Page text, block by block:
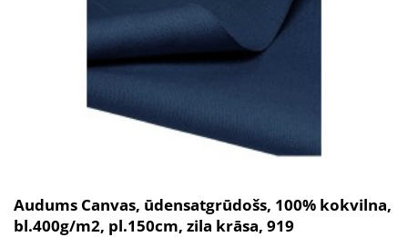
Audums Canvas, ūdensatgrūdošs, 100% kokvilna,
bl.400g/m2, pl.150cm, zila krāsa, 919